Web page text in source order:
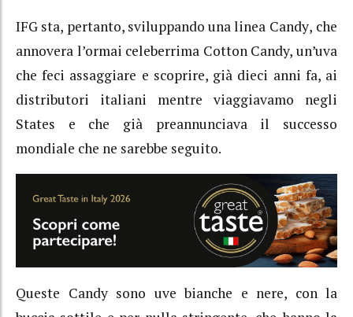
IFG sta, pertanto, sviluppando una linea Candy, che
annovera l’ormai celeberrima Cotton Candy, un’uva
che feci assaggiare e scoprire, già dieci anni fa, ai
distributori italiani mentre viaggiavamo negli
States e che già preannunciava il successo
mondiale che ne sarebbe seguito.
Queste Candy sono uve bianche e nere, con la